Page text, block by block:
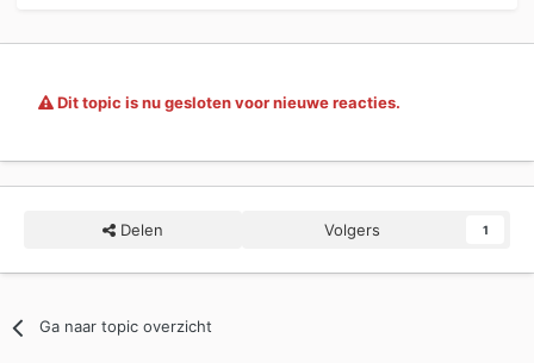
Dit topic is nu gesloten voor nieuwe reacties.
Delen Volgers 1
Ga naar topic overzicht